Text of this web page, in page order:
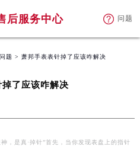
后服务中心 问题
题 > 萧邦手表表针掉了应该咋解决
了应该咋解决
，是真·掉针”首先，当你发现表盘上的指针